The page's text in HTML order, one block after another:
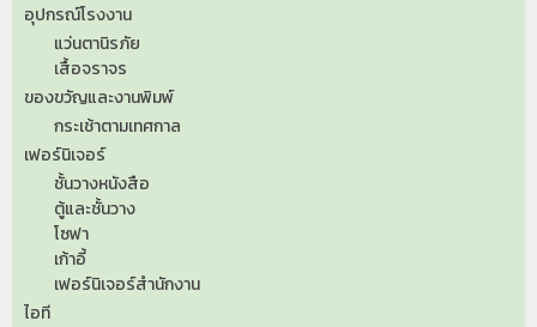
อุปกรณ์โรงงาน
แว่นตานิรภัย
เสื้อจราจร
ของขวัญและงานพิมพ์
กระเช้าตามเทศกาล
เฟอร์นิเจอร์
ชั้นวางหนังสือ
ตู้และชั้นวาง
โซฟา
เก้าอี้
เฟอร์นิเจอร์สำนักงาน
ไอที